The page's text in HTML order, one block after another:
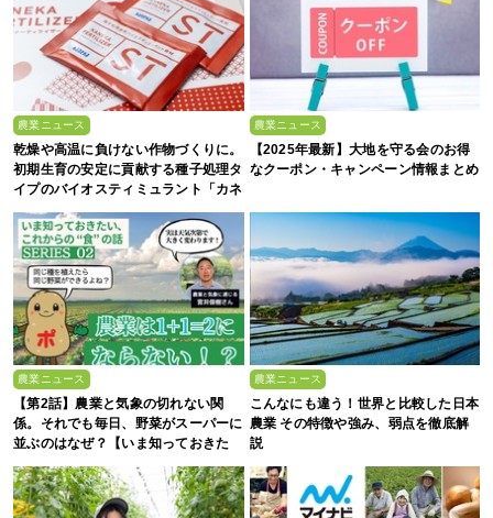
農業ニュース
乾燥や高温に負けない作物づくりに。
初期生育の安定に貢献する種子処理タ
イプのバイオスティミュラント「カネ
農業ニュース
【2025年最新】大地を守る会のお得
なクーポン・キャンペーン情報まとめ
農業ニュース
【第2話】農業と気象の切れない関
係。それでも毎日、野菜がスーパーに
並ぶのはなぜ？【いま知っておきた
い、これからの”食”の話】
農業ニュース
こんなにも違う！世界と比較した日本
農業 その特徴や強み、弱点を徹底解
説